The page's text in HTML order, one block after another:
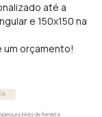
até a
e 150x150 na
orçamento!